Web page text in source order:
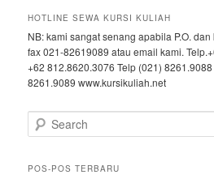
HOTLINE SEWA KURSI KULIAH
NB: kami sangat senang apabila P.O.
fax 021-82619089 atau email kami.
+62 812.8620.3076 Telp (021)
8261.9089 www.kursikuliah.net
Search
POS-POS TERBARU